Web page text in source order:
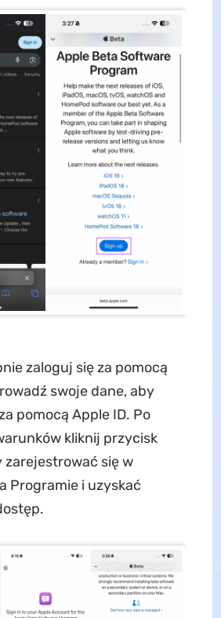
zaloguj się za pomocą
swoje dane, aby
pomocą Apple ID. Po
kliknij przycisk
zarejestrować się w
Programie i uzyskać